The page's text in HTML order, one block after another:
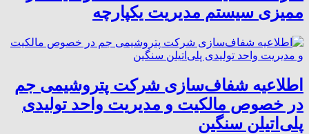
ممیزی سیستم مدیریت یکپارچه
اطلاعیه شفاف‌سازی شرکت پتروشیمی جم
در خصوص مالکیت و مدیریت واحد تولیدی
پلی‌اتیلن سنگین